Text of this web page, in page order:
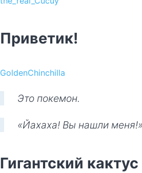
Приветик!
GoldenChinchilla
Это покемон.
«Йахаха! Вы нашли меня!»
Гигантский